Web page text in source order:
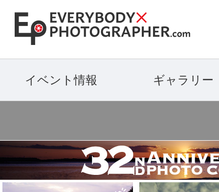
イベント情報 ギャラリー